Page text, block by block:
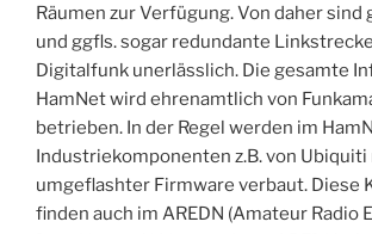
Räumen zur Verfügung. Von daher sind
und ggfls. sogar redundante
Digitalfunk unerlässlich. Die gesamte
HamNet wird ehrenamtlich von
betrieben. In der Regel werden im
Industriekomponenten z.B. von
umgeflashter Firmware verbaut. Diese
finden auch im AREDN (Amateur Radio